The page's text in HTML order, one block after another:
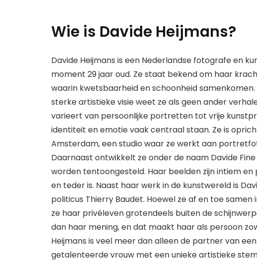
Wie is Davide Heijmans?
Davide Heijmans is een Nederlandse fotografe en
moment 29 jaar oud. Ze staat bekend om haar
waarin kwetsbaarheid en schoonheid
sterke artistieke visie weet ze als geen ander
varieert van persoonlijke portretten tot vrije
identiteit en emotie vaak centraal staan. Ze is
Amsterdam, een studio waar ze werkt aan
Daarnaast ontwikkelt ze onder de naam Davide
worden tentoongesteld. Haar beelden zijn intiem
en teder is. Naast haar werk in de kunstwereld is
politicus Thierry Baudet. Hoewel ze af en toe
ze haar privéleven grotendeels buiten de
dan haar mening, en dat maakt haar als persoon
Heijmans is veel meer dan alleen de partner van
getalenteerde vrouw met een unieke artistieke